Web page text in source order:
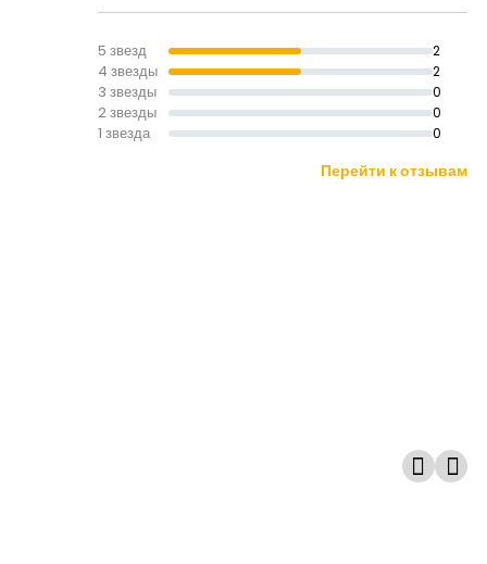
5 звезд 2
4 звезды 2
3 звезды 0
2 звезды 0
1 звезда 0
Перейти к отзывам